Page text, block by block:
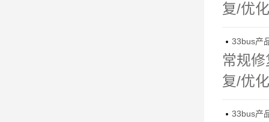
复/优
 33bus产
常规
复/优
 33bus产